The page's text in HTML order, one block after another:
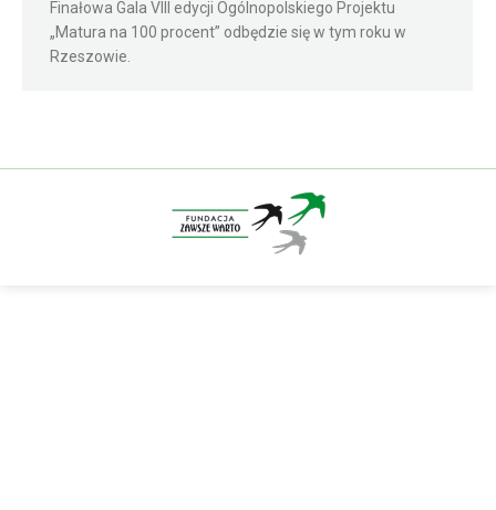
Finałowa Gala VIII edycji Ogólnopolskiego Projektu
„Matura na 100 procent” odbędzie się w tym roku w
Rzeszowie.